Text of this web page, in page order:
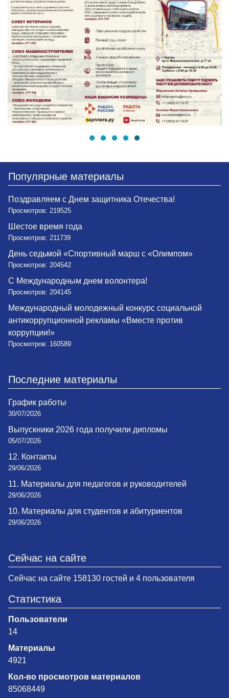
Популярные материалы
Поздравляем с Днем защитника Отечества!
Просмотров: 219525
Шестое время года
Просмотров: 211739
День седьмой «Спортивный марш с «Олимпом»
Просмотров: 204542
С Международным днем волонтера!
Просмотров: 204145
Международный молодежный конкурс социальной
антикоррупционной рекламы «Вместе против
коррупции!»
Просмотров: 160589
Последние материалы
График работы
30/07/2026
Выпускники 2026 года получили дипломы
05/07/2026
12. Контакты
29/06/2026
11. Материалы для педагогов и руководителей
29/06/2026
10. Материалы для студентов и абитуриентов
29/06/2026
Сейчас на сайте
Сейчас на сайте 158130 гостей и 4 пользователя
Статистика
Пользователи
14
Материалы
4921
Кол-во просмотров материалов
85068449